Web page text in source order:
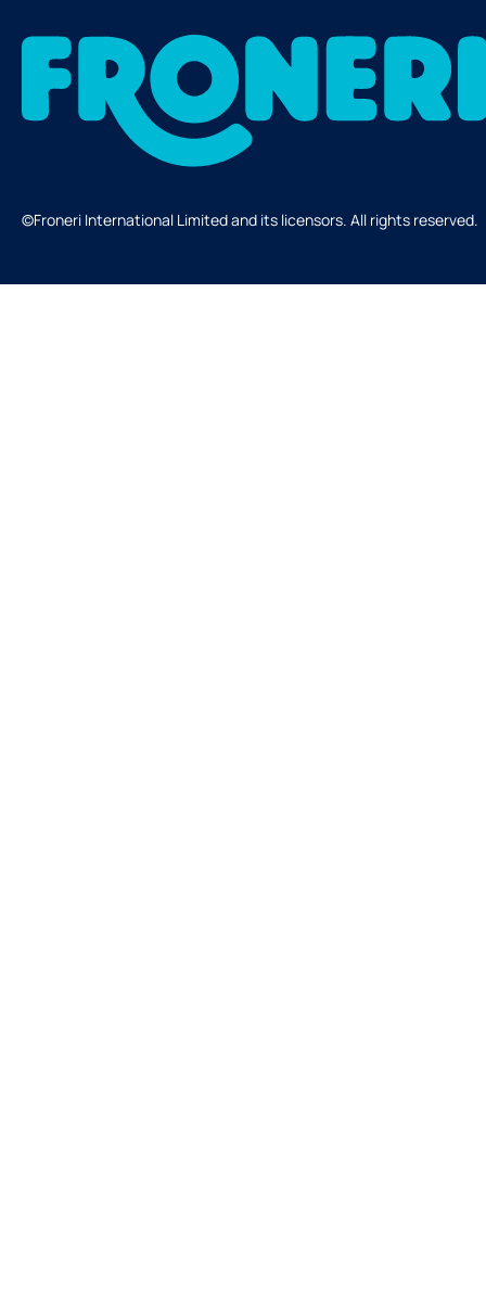
©Froneri International Limited and its licensors. All rights reserved.